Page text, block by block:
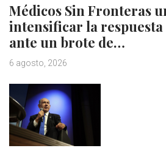
Médicos Sin Fronteras
intensificar la
ante un brote de…
6 agosto, 2026